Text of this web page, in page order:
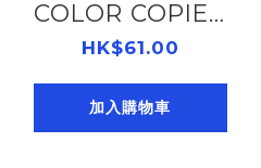
COLOR COPIER
PAPER A4 -
CREAM (#110)
406637330
HK$61.00
加入購物車